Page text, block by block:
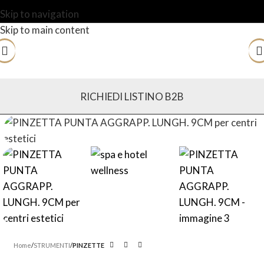
Skip to navigation
Skip to main content
RICHIEDI LISTINO B2B
Home STRUMENTI PINZETTE